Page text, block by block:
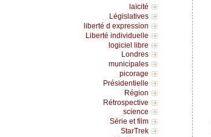
laïcité
Législatives
liberté d expression
Liberté individuelle
logiciel libre
Londres
municipales
picorage
Présidentielle
Région
Rétrospective
science
Série et film
StarTrek